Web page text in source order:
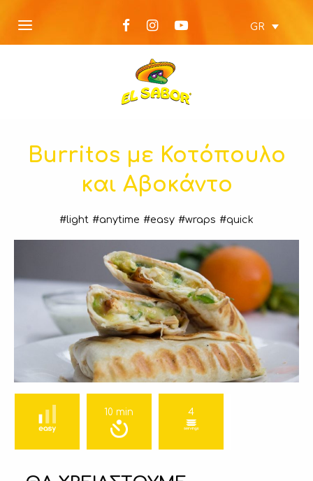
GR
Burritos με Κοτόπουλο
και Αβοκάντο
#light #anytime #easy #wraps #quick
10 min 4